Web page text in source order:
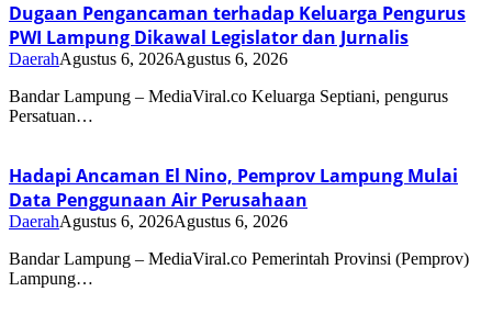
Dugaan Pengancaman terhadap Keluarga Pengurus
PWI Lampung Dikawal Legislator dan Jurnalis
DaerahAgustus 6, 2026Agustus 6, 2026
Bandar Lampung – MediaViral.co Keluarga Septiani, pengurus
Persatuan…
Hadapi Ancaman El Nino, Pemprov Lampung Mulai
Data Penggunaan Air Perusahaan
DaerahAgustus 6, 2026Agustus 6, 2026
Bandar Lampung – MediaViral.co Pemerintah Provinsi (Pemprov)
Lampung…